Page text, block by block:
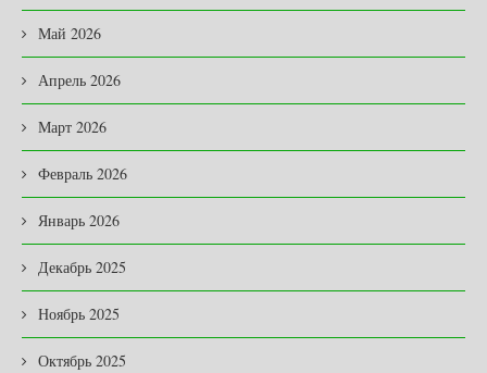
Май 2026
Апрель 2026
Март 2026
Февраль 2026
Январь 2026
Декабрь 2025
Ноябрь 2025
Октябрь 2025